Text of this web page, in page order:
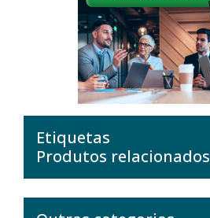
Etiquetas
Produtos relacionados